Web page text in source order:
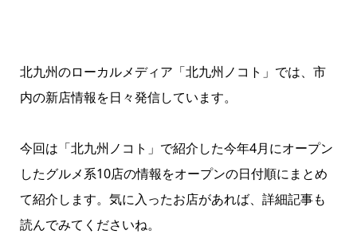
北九州のローカルメディア「北九州ノコト」では、市
内の新店情報を日々発信しています。
今回は「北九州ノコト」で紹介した今年4月にオープン
したグルメ系10店の情報をオープンの日付順にまとめ
て紹介します。気に入ったお店があれば、詳細記事も
読んでみてくださいね。